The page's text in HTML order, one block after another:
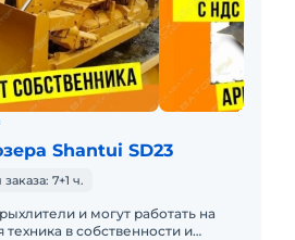
Shantui SD23
7+1 ч.
и могут работать на
техника в собственности и